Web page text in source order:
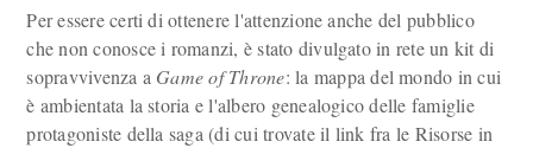
Per essere certi di ottenere l'attenzione anche del pubblico
che non conosce i romanzi, è stato divulgato in rete un kit di
sopravvivenza a Game of Throne: la mappa del mondo in cui
è ambientata la storia e l'albero genealogico delle famiglie
protagoniste della saga (di cui trovate il link fra le Risorse in